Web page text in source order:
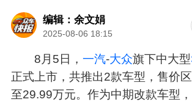
编辑：余文娟
2025-08-06 18:15
8月5日，一汽-大众旗下中大型
正式上市，共推出2款车型，售价
至29.99万元。作为中期改款车型